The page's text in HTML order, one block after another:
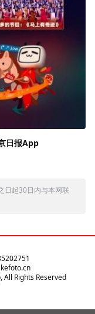
日报App
日起30日内与本网联
Rights Reserved